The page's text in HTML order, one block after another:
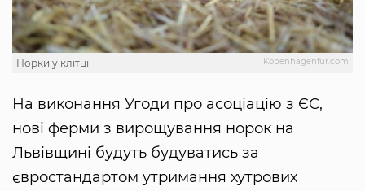
Kopenhagenfur.com
Норки у клітці
На виконання Угоди про асоціацію з ЄС,
нові ферми з вирощування норок на
Львівщині будуть будуватись за
євростандартом утримання хутрових